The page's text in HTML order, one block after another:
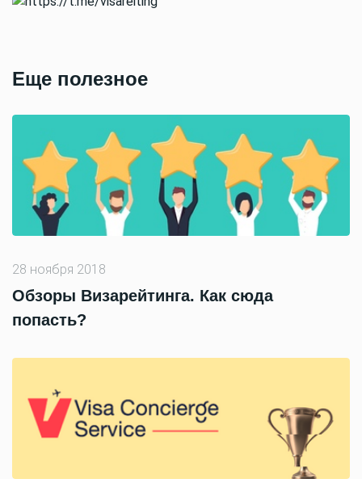
Еще полезное
28 ноября 2018
Обзоры Визарейтинга. Как сюда
попасть?